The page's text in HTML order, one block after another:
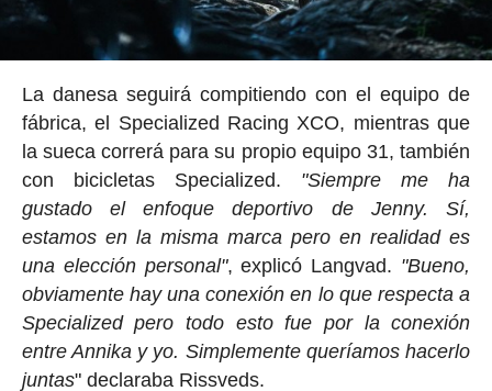
La danesa seguirá compitiendo con el equipo de
fábrica, el Specialized Racing XCO, mientras que
la sueca correrá para su propio equipo 31, también
con bicicletas Specialized. "Siempre me ha
gustado el enfoque deportivo de Jenny. Sí,
estamos en la misma marca pero en realidad es
una elección personal", explicó Langvad. "Bueno,
obviamente hay una conexión en lo que respecta a
Specialized pero todo esto fue por la conexión
entre Annika y yo. Simplemente queríamos hacerlo
juntas" declaraba Rissveds.